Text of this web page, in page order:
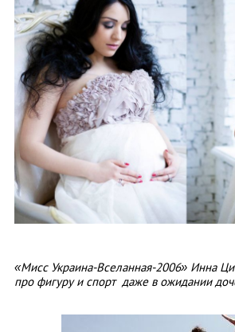
«Мисс Украина-Вселанная-2006» Инна
про фигуру и спорт даже в ожидании